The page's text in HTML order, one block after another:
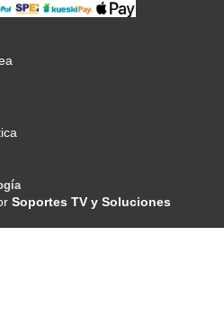
Soportes TV y Soluciones